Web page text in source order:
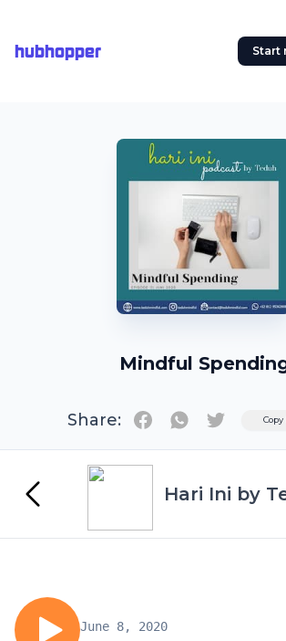
hubhopper Start
Mindful
Share: Twitter
Hari Ini by
June 8, 2020